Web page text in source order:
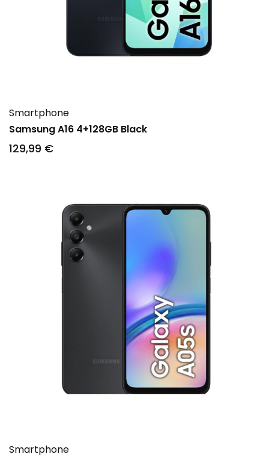
Smartphone
Samsung A16 4+128GB Black
129,99 €
Smartphone